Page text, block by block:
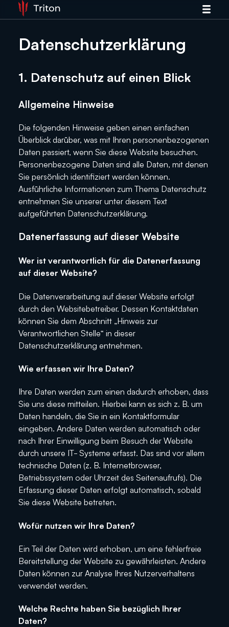
The Microtransat Challenge
Our Boat
Roadmap
Roadmap
Team
Team
Partners
Partners
Contact
Join Us
Datenschutzerklärung
1. Datenschutz auf einen Blick
Allgemeine Hinweise
Die folgenden Hinweise geben einen einfachen
Überblick darüber, was mit Ihren personenbezogenen
Daten passiert, wenn Sie diese Website besuchen.
Personenbezogene Daten sind alle Daten, mit denen
Sie persönlich identifiziert werden können.
Ausführliche Informationen zum Thema Datenschutz
entnehmen Sie unserer unter diesem Text
aufgeführten Datenschutzerklärung.
Datenerfassung auf dieser Website
Wer ist verantwortlich für die Datenerfassung
auf dieser Website?
Die Datenverarbeitung auf dieser Website erfolgt
durch den Websitebetreiber. Dessen Kontaktdaten
können Sie dem Abschnitt „Hinweis zur
Verantwortlichen Stelle“ in dieser
Datenschutzerklärung entnehmen.
Wie erfassen wir Ihre Daten?
Ihre Daten werden zum einen dadurch erhoben, dass
Sie uns diese mitteilen. Hierbei kann es sich z. B. um
Daten handeln, die Sie in ein Kontaktformular
eingeben. Andere Daten werden automatisch oder
nach Ihrer Einwilligung beim Besuch der Website
durch unsere IT- Systeme erfasst. Das sind vor allem
technische Daten (z. B. Internetbrowser,
Betriebssystem oder Uhrzeit des Seitenaufrufs). Die
Erfassung dieser Daten erfolgt automatisch, sobald
Sie diese Website betreten.
Wofür nutzen wir Ihre Daten?
Ein Teil der Daten wird erhoben, um eine fehlerfreie
Bereitstellung der Website zu gewährleisten. Andere
Daten können zur Analyse Ihres Nutzerverhaltens
verwendet werden.
Welche Rechte haben Sie bezüglich Ihrer
Daten?